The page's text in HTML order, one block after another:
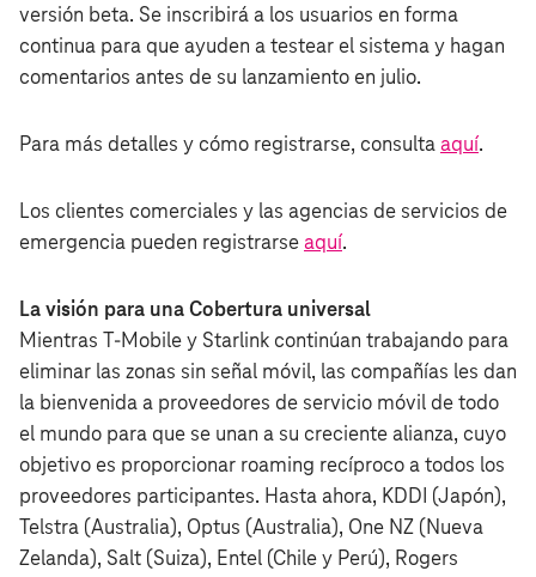
versión beta. Se inscribirá a los usuarios en forma
continua para que ayuden a testear el sistema y hagan
comentarios antes de su lanzamiento en julio.
Para más detalles y cómo registrarse, consulta aquí.
Los clientes comerciales y las agencias de servicios de
emergencia pueden registrarse aquí.
La visión para una Cobertura universal
Mientras T‑Mobile y Starlink continúan trabajando para
eliminar las zonas sin señal móvil, las compañías les dan
la bienvenida a proveedores de servicio móvil de todo
el mundo para que se unan a su creciente alianza, cuyo
objetivo es proporcionar roaming recíproco a todos los
proveedores participantes. Hasta ahora, KDDI (Japón),
Telstra (Australia), Optus (Australia), One NZ (Nueva
Zelanda), Salt (Suiza), Entel (Chile y Perú), Rogers